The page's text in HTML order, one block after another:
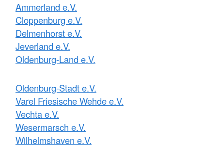
Ammerland e.V.
Cloppenburg e.V.
Delmenhorst e.V.
Jeverland e.V.
Oldenburg-Land e.V.
Oldenburg-Stadt e.V.
Varel Friesische Wehde e.V.
Vechta e.V.
Wesermarsch e.V.
Wilhelmshaven e.V.